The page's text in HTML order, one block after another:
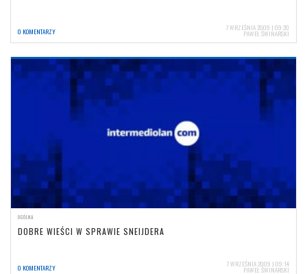
0 KOMENTARZY 7 WRZEŚNIA 2009 | 09:20
PAWEŁ ŚWINARSKI
OGÓLNA
DOBRE WIEŚCI W SPRAWIE SNEIJDERA
0 KOMENTARZY 7 WRZEŚNIA 2009 | 09:14
PAWEŁ ŚWINARSKI